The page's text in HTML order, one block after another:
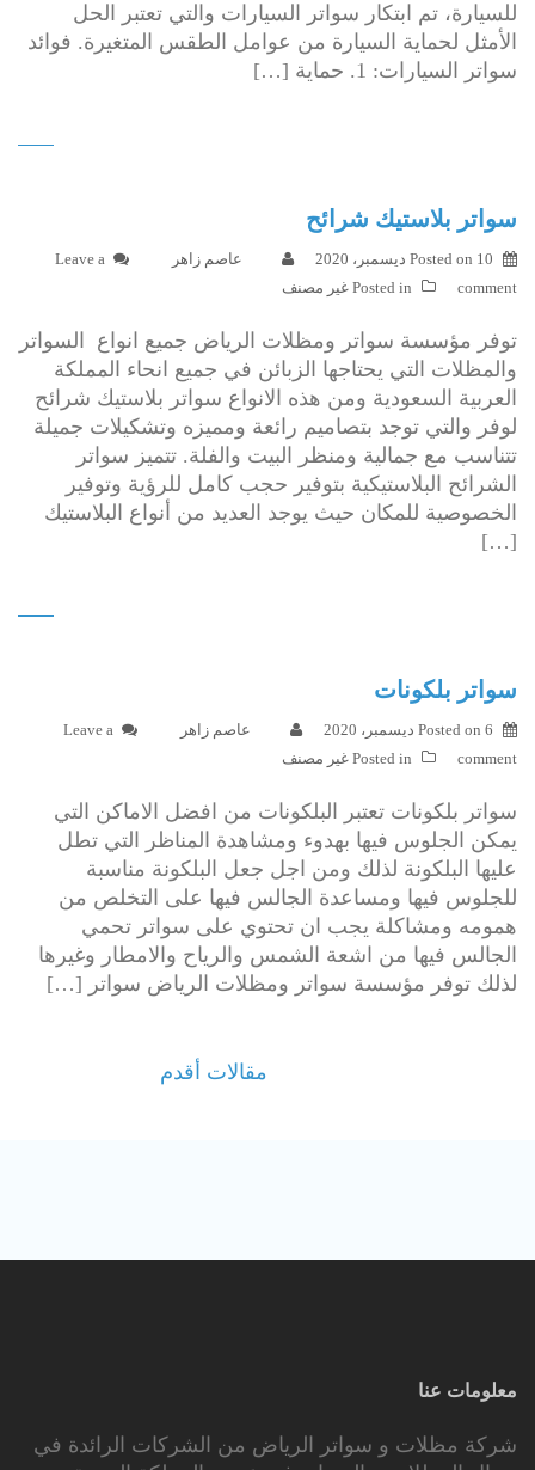
للسيارة، تم ابتكار سواتر السيارات والتي تعتبر الحل
الأمثل لحماية السيارة من عوامل الطقس المتغيرة. فوائد
سواتر السيارات: 1. حماية […]
سواتر بلاستيك شرائح
Posted on 10 ديسمبر، 2020 عاصم زاهر
Leave a
comment
Posted in غير مصنف
توفر مؤسسة سواتر ومظلات الرياض جميع انواع السواتر
والمظلات التي يحتاجها الزبائن في جميع انحاء المملكة
العربية السعودية ومن هذه الانواع سواتر بلاستيك شرائح
لوفر والتي توجد بتصاميم رائعة ومميزه وتشكيلات جميلة
تتناسب مع جمالية ومنظر البيت والفلة. تتميز سواتر
الشرائح البلاستيكية بتوفير حجب كامل للرؤية وتوفير
الخصوصية للمكان حيث يوجد العديد من أنواع البلاستيك
[…]
سواتر بلكونات
Posted on 6 ديسمبر، 2020 عاصم زاهر
Leave a
comment
Posted in غير مصنف
سواتر بلكونات تعتبر البلكونات من افضل الاماكن التي
يمكن الجلوس فيها بهدوء ومشاهدة المناظر التي تطل
عليها البلكونة لذلك ومن اجل جعل البلكونة مناسبة
للجلوس فيها ومساعدة الجالس فيها على التخلص من
همومه ومشاكلة يجب ان تحتوي على سواتر تحمي
الجالس فيها من اشعة الشمس والرياح والامطار وغيرها
لذلك توفر مؤسسة سواتر ومظلات الرياض سواتر […]
مقالات أقدم
معلومات عنا
شركة مظلات و سواتر الرياض من الشركات الرائدة في